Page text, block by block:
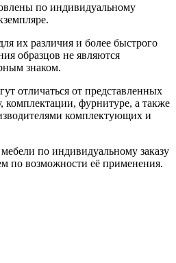
по индивидуальному
их различия и более быстрого
образцов не являются
знаком.
отличаться от представленных
комплектации, фурнитуре, а также
комплектующих и
по индивидуальному заказу
по возможности её применения.